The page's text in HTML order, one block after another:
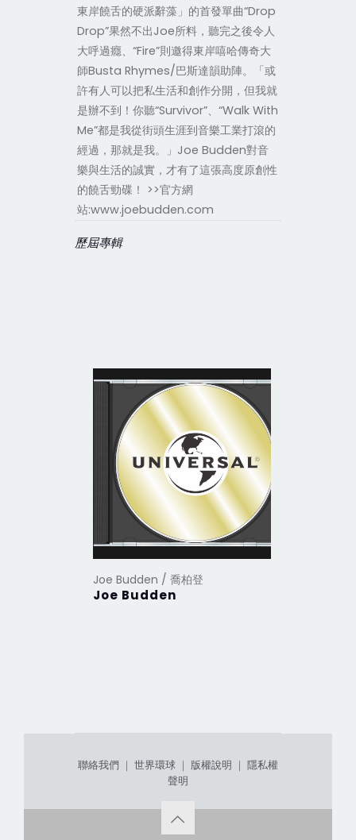
東岸饒舌的硬派辭藻」的首發單曲“Drop
Drop”果然不出Joe所料，聽完之後令人
大呼過癮、“Fire”則邀得東岸嘻哈傳奇大
師Busta Rhymes/巴斯達韻助陣。「或
許有人可以把私生活和創作分開，但我就
是辦不到！你聽“Survivor”、“Walk With
Me”都是我從街頭生涯到音樂工業打滾的
經過，那就是我。」Joe Budden對音
樂與生活的誠實，才有了這張高度原創性
的饒舌勁碟！ >>官方網
站:www.joebudden.com
歷屆專輯
Joe Budden / 喬柏登
Joe Budden
聯絡我們 ｜ 世界環球 ｜ 版權說明 ｜ 隱私權
聲明